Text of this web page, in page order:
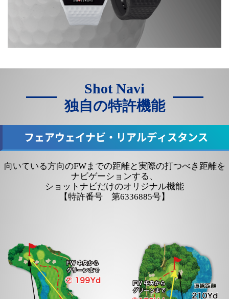
Shot Navi
独自の特許機能
フェアウェイナビ・リアルディスタンス
向いている方向のFWまでの距離と実際の打つべき距離を
ナビゲーションする、
ショットナビだけのオリジナル機能
【特許番号 第6336885号】